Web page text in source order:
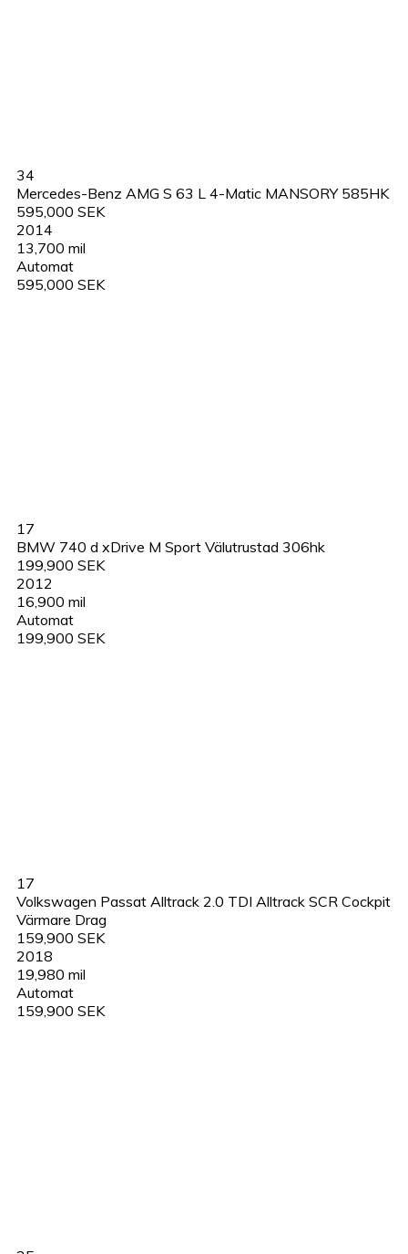
34
Mercedes-Benz AMG S 63 L 4-Matic MANSORY 585HK
595,000 SEK
2014
13,700 mil
Automat
595,000 SEK
17
BMW 740 d xDrive M Sport Välutrustad 306hk
199,900 SEK
2012
16,900 mil
Automat
199,900 SEK
17
Volkswagen Passat Alltrack 2.0 TDI Alltrack SCR Cockpit
Värmare Drag
159,900 SEK
2018
19,980 mil
Automat
159,900 SEK